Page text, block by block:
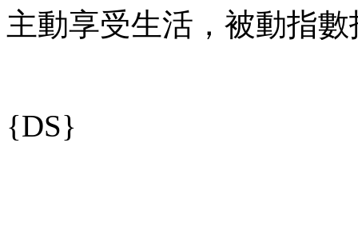
主動享受生活，被動指
{DS}